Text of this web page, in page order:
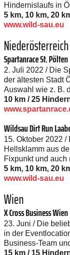
Hindernislaufs in
5 km, 10 km, 20
www.wild-sau.eu
Niederösterreich
Spartanrace St. Pölten
2. Juli 2022 / Die
der ältesten Stadt
Auswahl wie z. B.
10 km / 25
Wildsau Dirt Run
15. Oktober 2022
Hellsklamm aus
Fixpunkt und
5 km, 10 km, 20
www.wild-sau.eu
Wien
X Cross Business Wien
23. Juni / Die
in der
Business-Team
15 km / 15